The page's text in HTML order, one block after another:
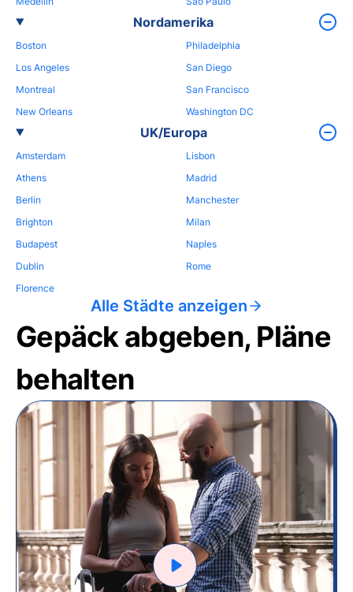
Nordamerika
Boston
Los Angeles
Montreal
New Orleans
Philadelphia
San Diego
San Francisco
Washington DC
UK/Europa
Amsterdam
Athens
Berlin
Brighton
Budapest
Dublin
Florence
Lisbon
Madrid
Manchester
Milan
Naples
Rome
Alle Städte anzeigen
Gepäck abgeben, Pläne
behalten